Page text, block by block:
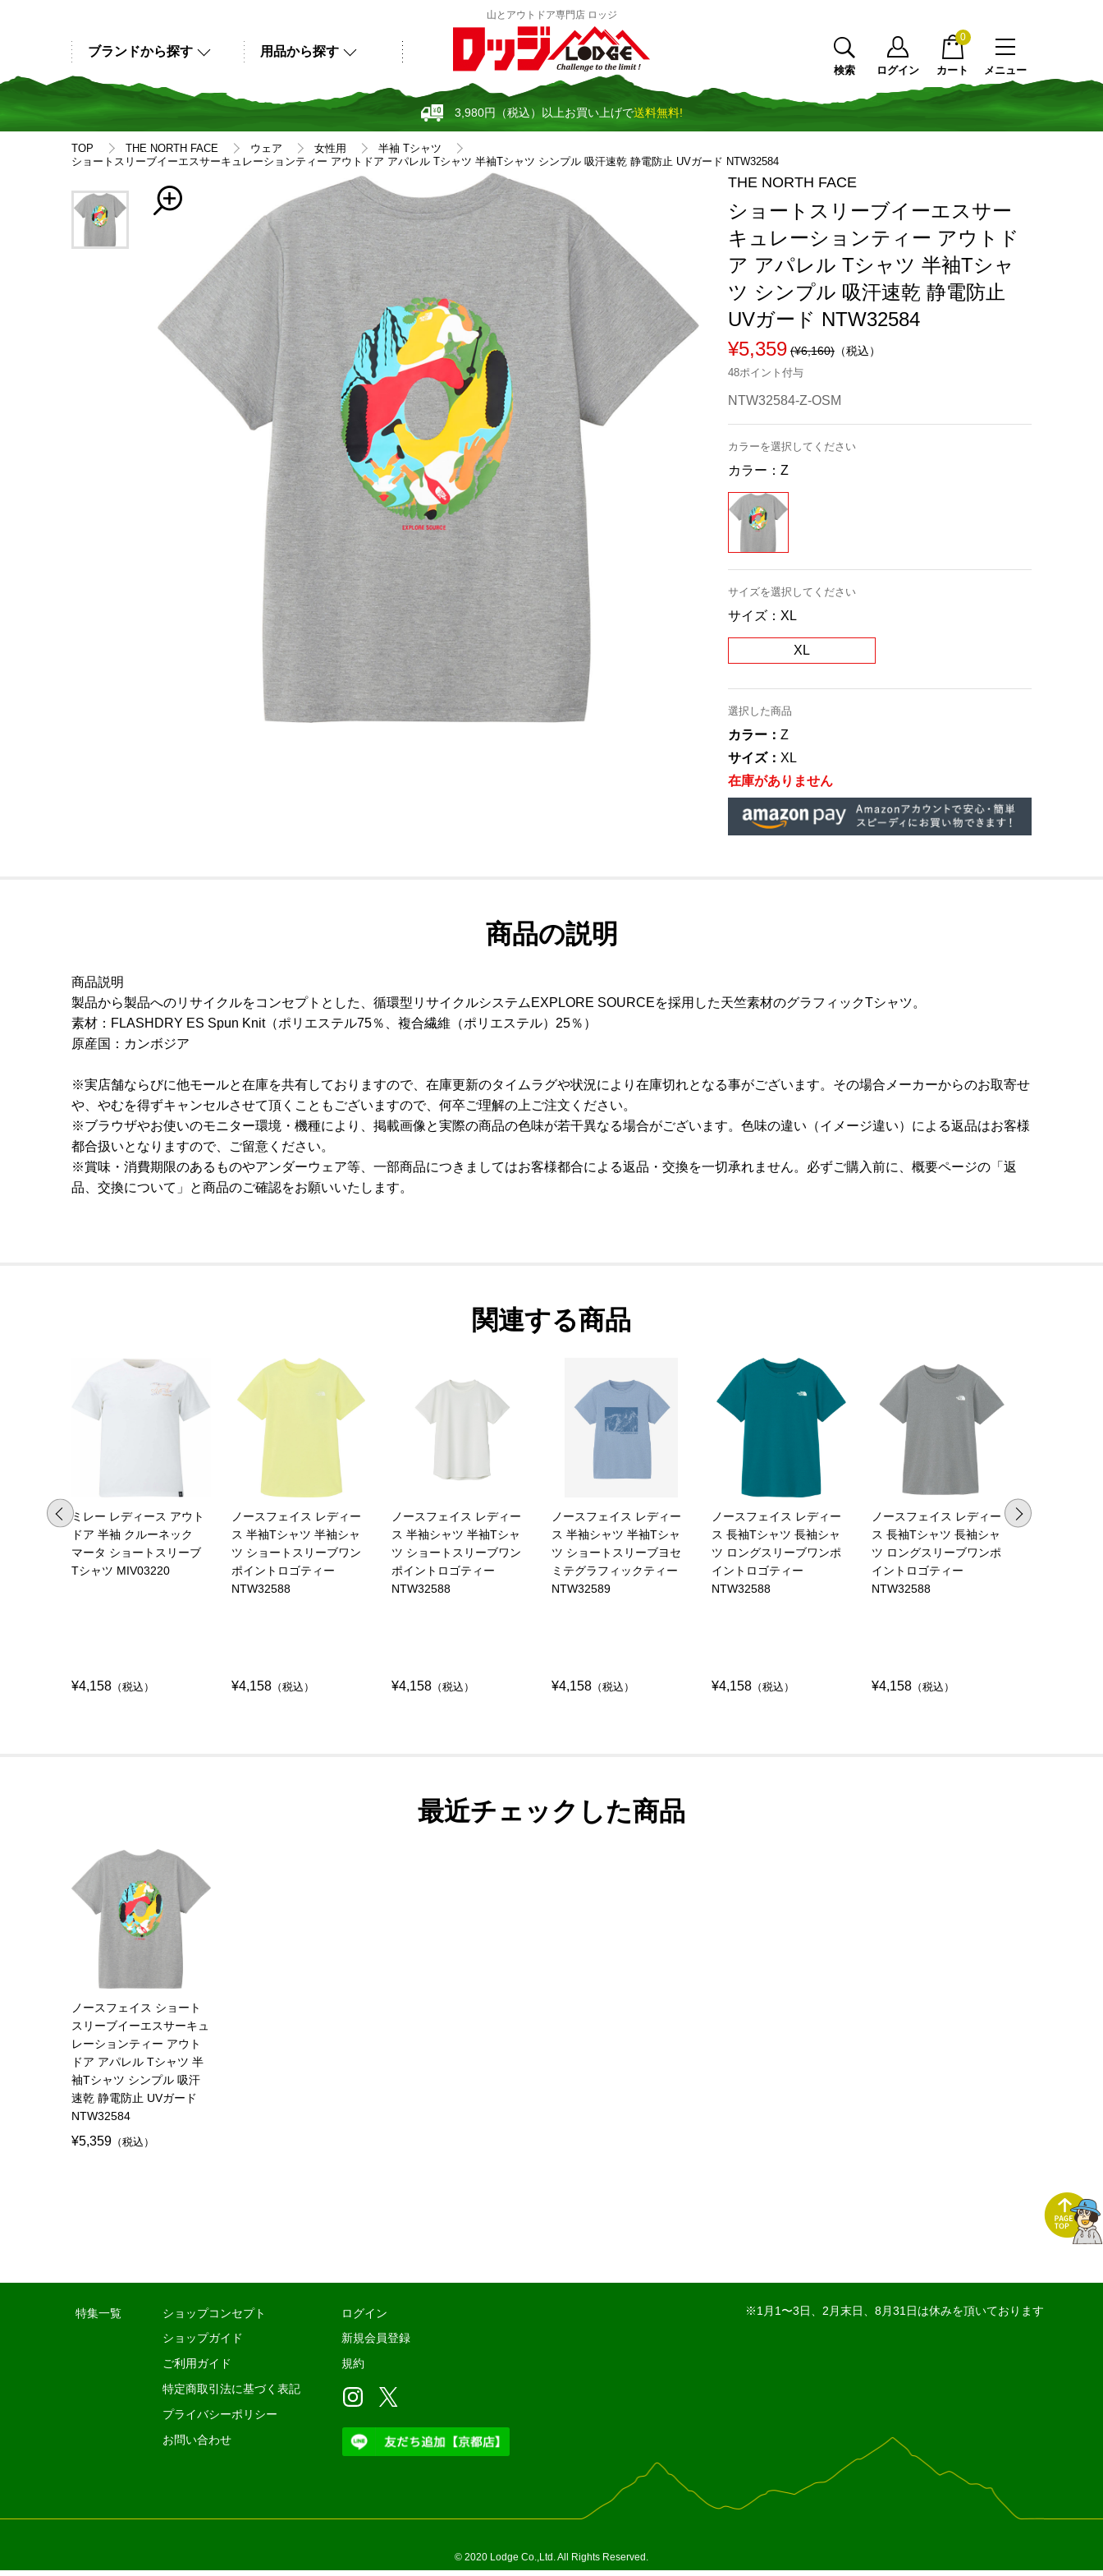
山とアウトドア専門店 ロッジ
3,980円（税込）以上お買い上げで送料無料!
用品から探す
ブランドから探す
メニュー
検索 ログイン カート
0
TOP THE NORTH FACE ウェア 女性用
半袖 Tシャツ
ショートスリーブイーエスサーキュレーションティー アウトドア アパレル Tシャツ 半袖Tシャツ シンプル 吸汗速乾 静電防止 UVガード NTW32584
THE NORTH FACE
ショートスリーブイーエスサー
キュレーションティー アウトド
ア アパレル Tシャツ 半袖Tシャ
ツ シンプル 吸汗速乾 静電防止
UVガード NTW32584
¥5,359 (¥6,160) （税込）
48ポイント付与
NTW32584-Z-OSM
カラーを選択してください
カラー： Z
サイズを選択してください
サイズ： XL
XL
選択した商品
カラー： Z
サイズ： XL
在庫がありません
商品の説明
商品説明
製品から製品へのリサイクルをコンセプトとした、循環型リサイクルシステムEXPLORE SOURCEを採用した天竺素材のグラフィックTシャツ。
素材：FLASHDRY ES Spun Knit（ポリエステル75％、複合繊維（ポリエステル）25％）
原産国：カンボジア
※実店舗ならびに他モールと在庫を共有しておりますので、在庫更新のタイムラグや状況により在庫切れとなる事がございます。その場合メーカーからのお取寄せ
や、やむを得ずキャンセルさせて頂くこともございますので、何卒ご理解の上ご注文ください。
※ブラウザやお使いのモニター環境・機種により、掲載画像と実際の商品の色味が若干異なる場合がございます。色味の違い（イメージ違い）による返品はお客様
都合扱いとなりますので、ご留意ください。
※賞味・消費期限のあるものやアンダーウェア等、一部商品につきましてはお客様都合による返品・交換を一切承れません。必ずご購入前に、概要ページの「返
品、交換について」と商品のご確認をお願いいたします。
関連する商品
ミレー レディース アウト
ドア 半袖 クルーネック
マータ ショートスリーブ
Tシャツ MIV03220
¥4,158 （税込）
ノースフェイス レディー
ス 半袖Tシャツ 半袖シャ
ツ ショートスリーブワン
ポイントロゴティー
NTW32588
¥4,158 （税込）
ノースフェイス レディー
ス 半袖シャツ 半袖Tシャ
ツ ショートスリーブワン
ポイントロゴティー
NTW32588
¥4,158 （税込）
ノースフェイス レディー
ス 半袖シャツ 半袖Tシャ
ツ ショートスリーブヨセ
ミテグラフィックティー
NTW32589
¥4,158 （税込）
ノースフェイス レディー
ス 長袖Tシャツ 長袖シャ
ツ ロングスリーブワンポ
イントロゴティー
NTW32588
¥4,158 （税込）
ノースフェイス レディー
ス 長袖Tシャツ 長袖シャ
ツ ロングスリーブワンポ
イントロゴティー
NTW32588
¥4,158 （税込）
最近チェックした商品
ノースフェイス ショート
スリーブイーエスサーキュ
レーションティー アウト
ドア アパレル Tシャツ 半
袖Tシャツ シンプル 吸汗
速乾 静電防止 UVガード
NTW32584
¥5,359 （税込）
特集一覧
ショップコンセプト
ショップガイド
ご利用ガイド
特定商取引法に基づく表記
プライバシーポリシー
お問い合わせ
ログイン
新規会員登録
規約
※1月1〜3日、2月末日、8月31日は休みを頂いております
© 2020 Lodge Co.,Ltd. All Rights Reserved.